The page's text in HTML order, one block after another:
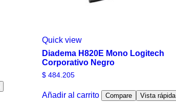
Quick view
Diadema H820E Mono Logitech
Corporativo Negro
$484.205
Añadir al carrito Compare Vista rápida